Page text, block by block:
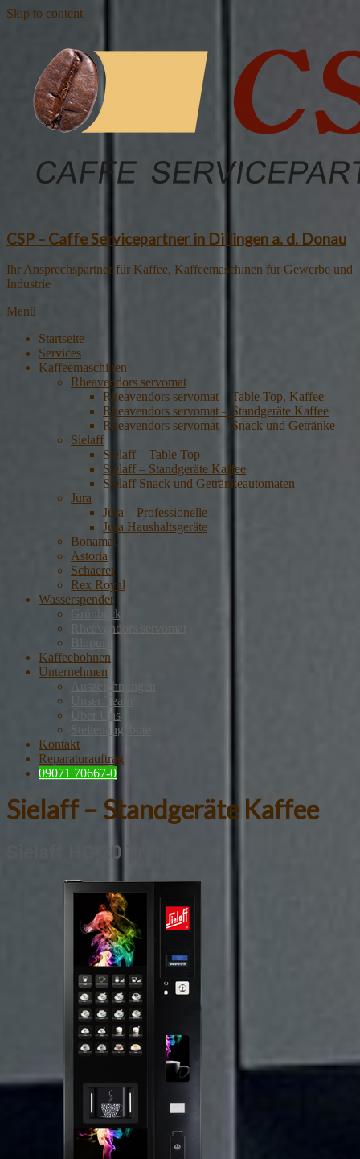
Skip to content
CSP – Caffe Servicepartner in Dillingen a. d. Donau
Ihr Ansprechspartner für Kaffee, Kaffeemaschinen für Gewerbe und
Industrie
Menü
Startseite
Services
Kaffeemaschinen
Rheavendors servomat
Rheavendors servomat – Table Top, Kaffee
Rheavendors servomat – Standgeräte Kaffee
Rheavendors servomat – Snack und Getränke
Sielaff
Sielaff – Table Top
Sielaff – Standgeräte Kaffee
Sielaff Snack und Getränkeautomaten
Jura
Jura – Professionelle
Jura Haushaltsgeräte
Bonamat
Astoria
Schaerer
Rex Royal
Wasserspender
Grünbeck
Rheavendors servomat
Blupura
Kaffeebohnen
Unternehmen
Auszeichnungen
Unser Team
Über Uns
Stellenangebote
Kontakt
Reparaturauftrag
09071 70667-0
Sielaff – Standgeräte Kaffee
Sielaff HG 20 Trend